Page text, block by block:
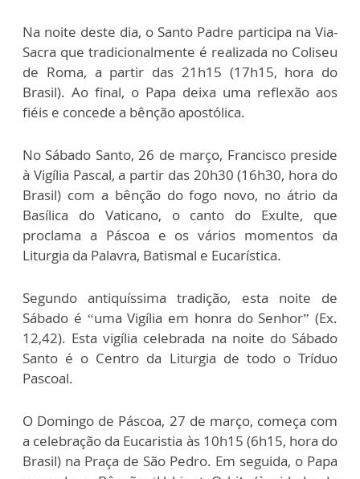
Na noite deste dia, o Santo Padre participa na Via-
Sacra que tradicionalmente é realizada no Coliseu
de Roma, a partir das 21h15 (17h15, hora do
Brasil). Ao final, o Papa deixa uma reflexão aos
fiéis e concede a bênção apostólica.
No Sábado Santo, 26 de março, Francisco preside
à Vigília Pascal, a partir das 20h30 (16h30, hora do
Brasil) com a bênção do fogo novo, no átrio da
Basílica do Vaticano, o canto do Exulte, que
proclama a Páscoa e os vários momentos da
Liturgia da Palavra, Batismal e Eucarística.
Segundo antiquíssima tradição, esta noite de
Sábado é “uma Vigília em honra do Senhor” (Ex.
12,42). Esta vigília celebrada na noite do Sábado
Santo é o Centro da Liturgia de todo o Tríduo
Pascoal.
O Domingo de Páscoa, 27 de março, começa com
a celebração da Eucaristia às 10h15 (6h15, hora do
Brasil) na Praça de São Pedro. Em seguida, o Papa